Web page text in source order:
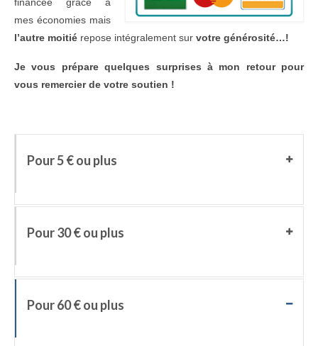
mes économies mais
l’autre moitié repose intégralement sur votre générosité…!
Je vous prépare quelques surprises à mon retour pour
vous remercier de votre soutien !
Pour 5 € ou plus
Pour 30 € ou plus
Pour 60 € ou plus